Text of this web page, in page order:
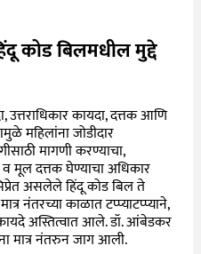
कोड बिलमधील मुद्दे
उत्तराधिकार कायदा, दत्तक आणि
महिलांना जोडीदार
मागणी करण्याचा,
मूल दत्तक घेण्याचा अधिकार
असलेले हिंदू कोड बिल ते
नंतरच्या काळात टप्प्याटप्प्याने,
अस्तित्वात आले. डॉ. आंबेडकर
मात्र नंतरुन जाग आली.